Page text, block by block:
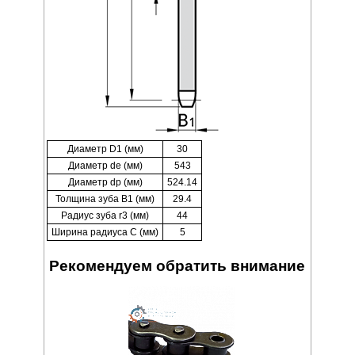
Диаметр D1 (мм)
30
Диаметр de (мм)
543
Диаметр dp (мм)
524.14
Толщина зуба B1 (мм)
29.4
Радиус зуба r3 (мм)
44
Ширина радиуса C (мм)
5
Рекомендуем обратить внимание